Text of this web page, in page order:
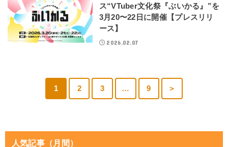
ス“VTuber文化祭『ぶいかる』”を
3月20〜22日に開催【プレスリリ
ース】
2026.02.07
1 2 3 … 9 ＞
人気記事（月間）